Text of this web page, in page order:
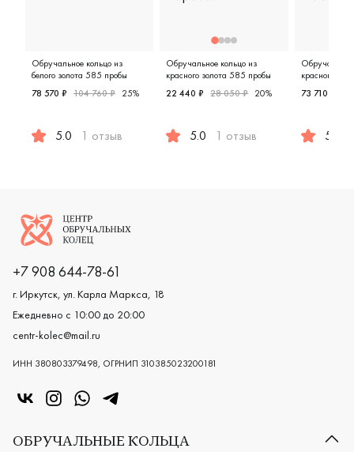
Обручальное кольцо из
белого золота 585 пробы
78 570 ₽ 104 760 ₽ 25%
5.0 1 отзыв
Обручальное кольцо из
красного золота 585 пробы
22 440 ₽ 28 050 ₽ 20%
5.0 1 отзыв
красного и
73 710 ₽
5.0
Логотип компании
+7 908 644-78-61
г. Иркутск, ул. Карла Маркса, 18
Ежедневно с 10:00 до 20:00
centr-kolec@mail.ru
ИНН 380803379498, ОГРНИП 310385023200181
«Центр колец» в VK
«Центр колец» в Instagram
«Центр колец» в Whatsapp
«Центр колец» в Telegram
ОБРУЧАЛЬНЫЕ КОЛЬЦА